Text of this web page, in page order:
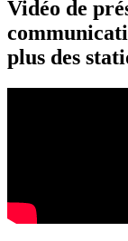
Vidéo de
plus des